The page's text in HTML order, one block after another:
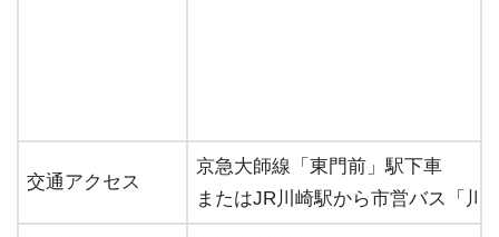
交通アクセス
京急大師線「東門前」駅下車
またはJR川崎駅から市営バス「川